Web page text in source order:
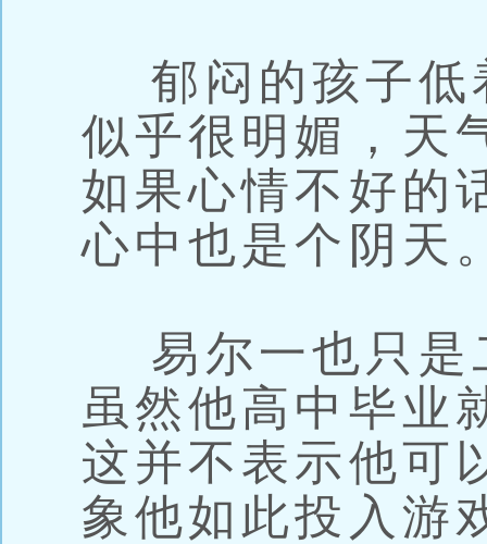
郁闷的孩子低
似乎很明媚，天
如果心情不好的
心中也是个阴天
易尔一也只是
虽然他高中毕业
这并不表示他可
象他如此投入游